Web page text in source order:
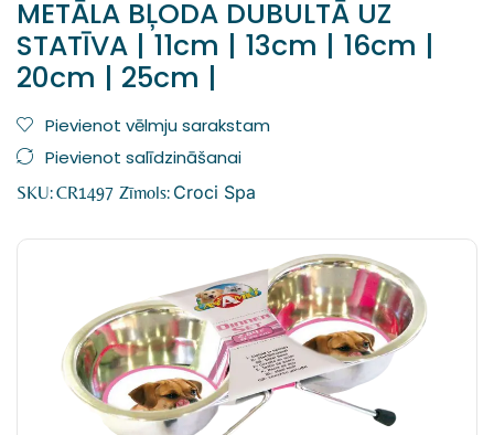
METĀLA BĻODA DUBULTĀ UZ
STATĪVA | 11cm | 13cm | 16cm |
20cm | 25cm |
Pievienot vēlmju sarakstam
Pievienot salīdzināšanai
SKU:CR1497 Zīmols: Croci Spa